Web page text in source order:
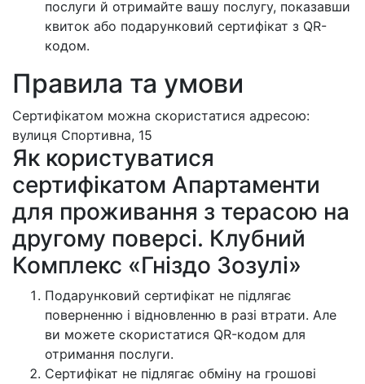
послуги й отримайте вашу послугу, показавши
квиток або подарунковий сертифікат з QR-
кодом.
Правила та умови
Сертифікатом можна скористатися адресою:
вулиця Спортивна, 15
Як користуватися
сертифікатом Апартаменти
для проживання з терасою на
другому поверсі. Клубний
Комплекс «Гніздо Зозулі»
Подарунковий сертифікат не підлягає
поверненню і відновленню в разі втрати. Але
ви можете скористатися QR-кодом для
отримання послуги.
Сертифікат не підлягає обміну на грошові